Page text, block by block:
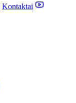
Kontaktai